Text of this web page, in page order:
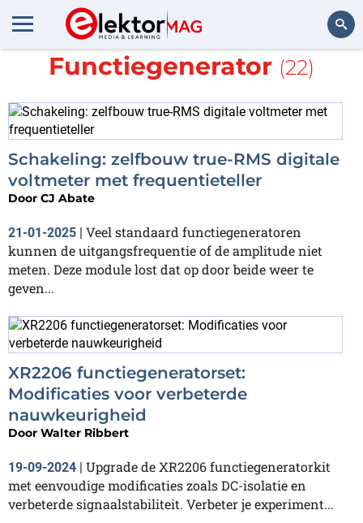
Zoeken
Meer over
Functiegenerator (22)
Schakeling: zelfbouw true-RMS digitale
voltmeter met frequentieteller
Door CJ Abate
21-01-2025 | Veel standaard functiegeneratoren
kunnen de uitgangsfrequentie of de amplitude niet
meten. Deze module lost dat op door beide weer te
geven...
XR2206 functiegeneratorset:
Modificaties voor verbeterde
nauwkeurigheid
Door Walter Ribbert
19-09-2024 | Upgrade de XR2206 functiegeneratorkit
met eenvoudige modificaties zoals DC-isolatie en
verbeterde signaalstabiliteit. Verbeter je experiment...